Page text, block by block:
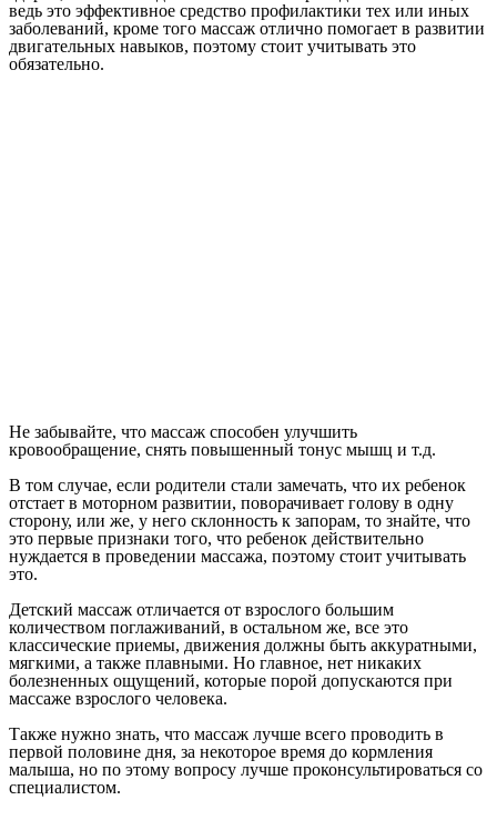
ведь это эффективное средство профилактики тех или иных
заболеваний, кроме того массаж отлично помогает в развитии
двигательных навыков, поэтому стоит учитывать это
обязательно.
Не забывайте, что массаж способен улучшить
кровообращение, снять повышенный тонус мышц и т.д.
В том случае, если родители стали замечать, что их ребенок
отстает в моторном развитии, поворачивает голову в одну
сторону, или же, у него склонность к запорам, то знайте, что
это первые признаки того, что ребенок действительно
нуждается в проведении массажа, поэтому стоит учитывать
это.
Детский массаж отличается от взрослого большим
количеством поглаживаний, в остальном же, все это
классические приемы, движения должны быть аккуратными,
мягкими, а также плавными. Но главное, нет никаких
болезненных ощущений, которые порой допускаются при
массаже взрослого человека.
Также нужно знать, что массаж лучше всего проводить в
первой половине дня, за некоторое время до кормления
малыша, но по этому вопросу лучше проконсультироваться со
специалистом.